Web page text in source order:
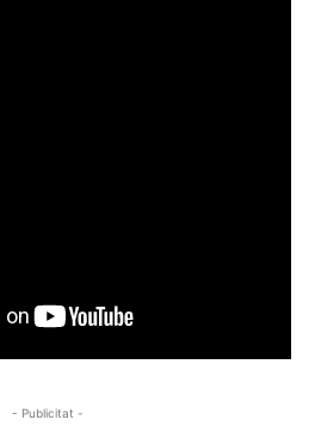
- Publicitat -